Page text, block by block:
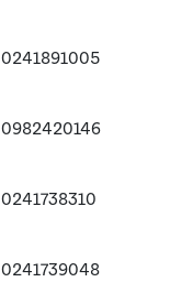
0241891005
0982420146
0241738310
0241739048